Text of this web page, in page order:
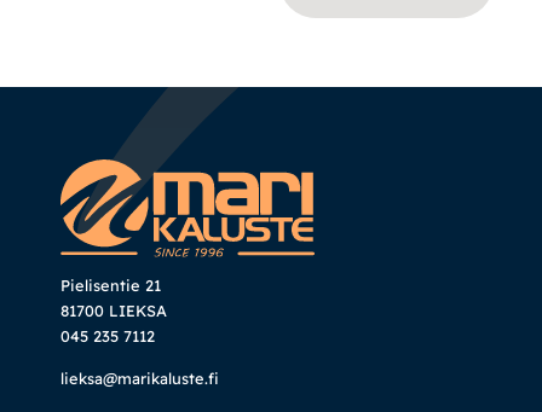
Pielisentie 21
81700 LIEKSA
045 235 7112
lieksa@marikaluste.fi